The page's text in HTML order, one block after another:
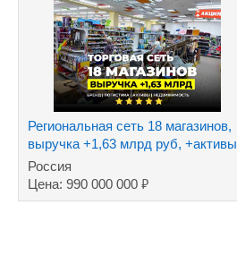
Региональная сеть 18 магазинов,
выручка +1,63 млрд руб, +активы
Россия
Цена: 990 000 000 ₽